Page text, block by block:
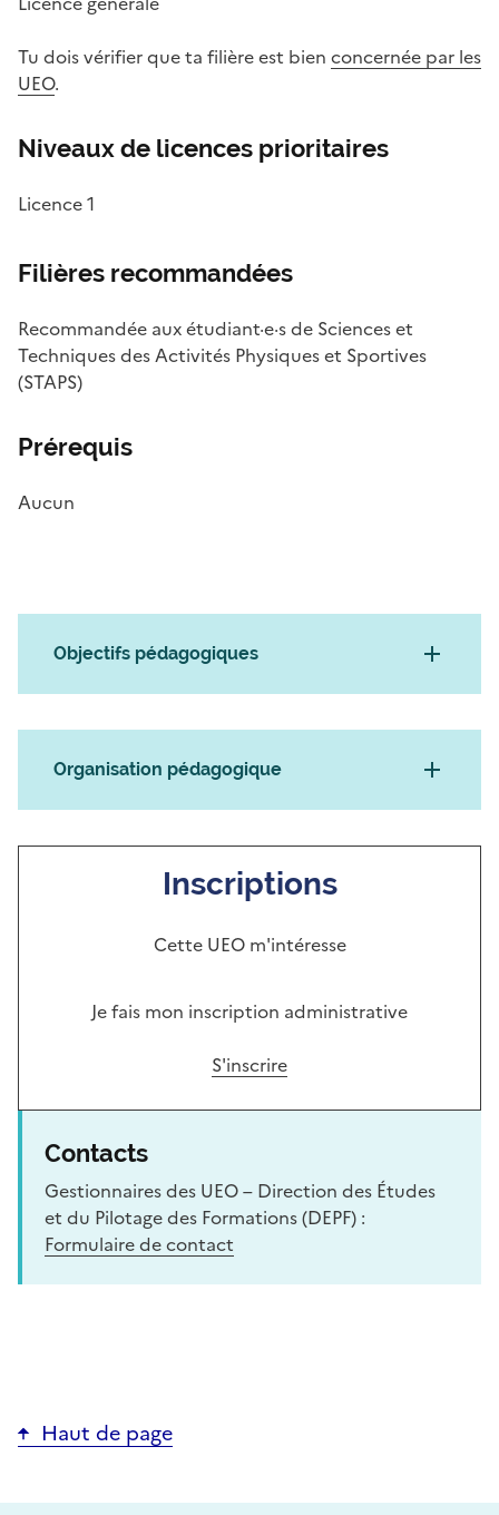
Tu dois vérifier que ta filière est bien concernée par les
UEO.
Niveaux de licences prioritaires
Licence 1
Filières recommandées
Recommandée aux étudiant·e·s de Sciences et
Techniques des Activités Physiques et Sportives
(STAPS)
Prérequis
Aucun
Objectifs pédagogiques
Organisation pédagogique
Inscriptions
Cette UEO m'intéresse
Je fais mon inscription administrative
S'inscrire
Contacts
Gestionnaires des UEO – Direction des Études
et du Pilotage des Formations (DEPF) :
Formulaire de contact
Haut de page